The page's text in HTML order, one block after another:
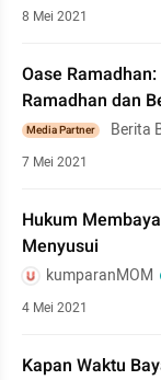
8 Mei 2021
Oase
Ramadhan dan
Media Partner Berita
7 Mei 2021
Hukum
Menyusui
kumparanMOM
4 Mei 2021
Kapan Waktu